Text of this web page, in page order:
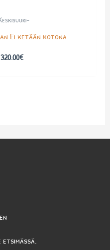
Ei ketään kotona
320.00€